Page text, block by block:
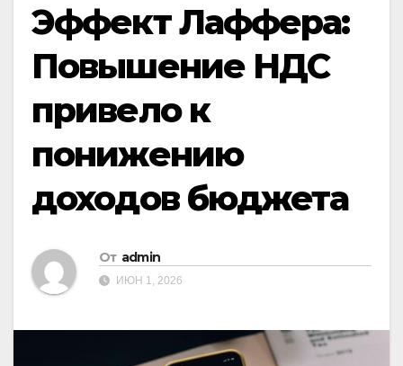
Эффект Лаффера:
Повышение НДС
привело к
понижению
доходов бюджета
От admin
ИЮН 1, 2026